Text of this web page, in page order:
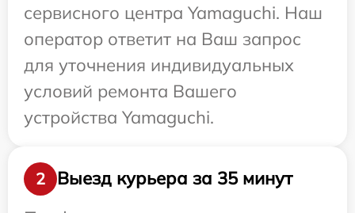
сервисного центра Yamaguchi. Наш
оператор ответит на Ваш запрос
для уточнения индивидуальных
условий ремонта Вашего
устройства Yamaguchi.
2
Выезд курьера за 35 минут